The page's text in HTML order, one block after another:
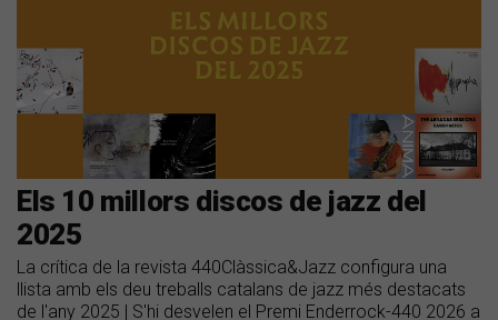
Els 10 millors discos de jazz del
2025
La crítica de la revista 440Clàssica&Jazz configura una
llista amb els deu treballs catalans de jazz més destacats
de l'any 2025 | S'hi desvelen el Premi Enderrock-440 2026 a